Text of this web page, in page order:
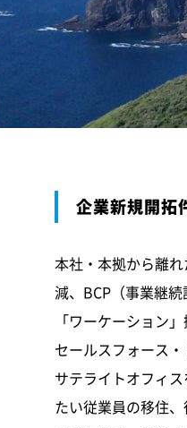
企業新規開拓
本社・本拠から離
減、BCP（事業継
「ワーケーション
セールスフォース
サテライトオフィ
たい従業員の移住